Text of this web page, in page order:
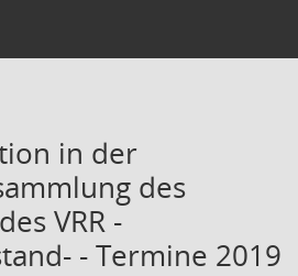
in der
des
VRR -
- Termine 2019